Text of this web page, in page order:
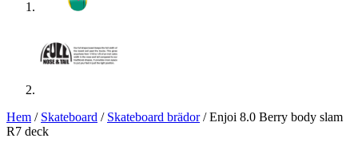
Hem / Skateboard / Skateboard brädor/ Enjoi 8.0 Berry body slam
R7 deck